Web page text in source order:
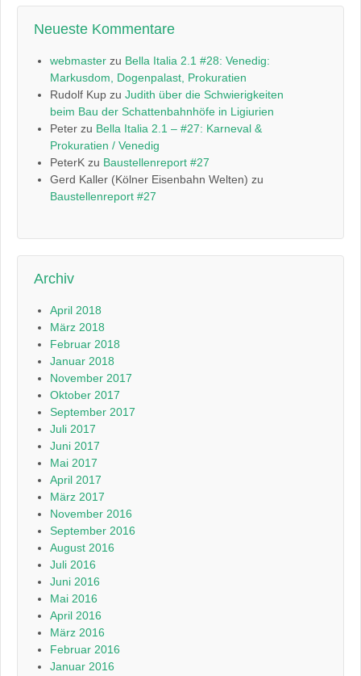
Neueste Kommentare
webmaster zu Bella Italia 2.1 #28: Venedig:
Markusdom, Dogenpalast, Prokuratien
Rudolf Kup zu Judith über die Schwierigkeiten
beim Bau der Schattenbahnhöfe in Ligiurien
Peter zu Bella Italia 2.1 – #27: Karneval &
Prokuratien / Venedig
PeterK zu Baustellenreport #27
Gerd Kaller (Kölner Eisenbahn Welten) zu
Baustellenreport #27
Archiv
April 2018
März 2018
Februar 2018
Januar 2018
November 2017
Oktober 2017
September 2017
Juli 2017
Juni 2017
Mai 2017
April 2017
März 2017
November 2016
September 2016
August 2016
Juli 2016
Juni 2016
Mai 2016
April 2016
März 2016
Februar 2016
Januar 2016